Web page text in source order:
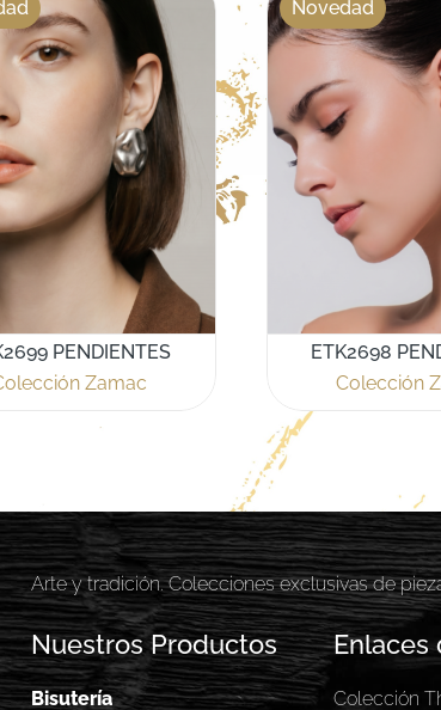
PENDIENTES
Zamac
Novedad
ETK2698
Colección
Arte y tradición. Colecciones exclusivas de
Nuestros Productos
Bisutería
Enlaces
Colección